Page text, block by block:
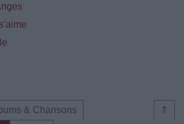
⇑
& Chansons